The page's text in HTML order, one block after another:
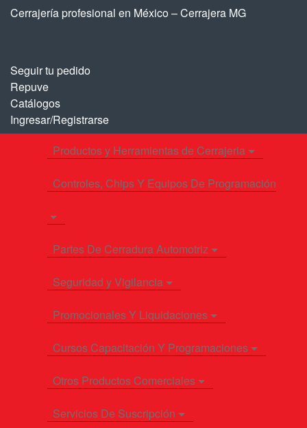
Saltar
Saltar
Cerrajería profesional en México – Cerrajera MG
Seguir tu pedido
Repuve
Catálogos
Ingresar/Registrarse
Productos y Herramientas de Cerrajeria
Controles, Chips Y Equipos De Programación
Partes De Cerradura Automotriz
Seguridad y Vigilancia
Promocionales Y Liquidaciones
Cursos Capacitación Y Programaciones
Otros Productos Comerciales
Servicios De Suscripción